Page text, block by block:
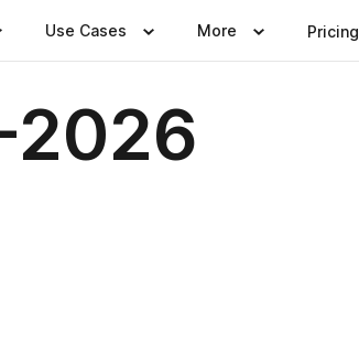
Use Cases More Pricing
2026